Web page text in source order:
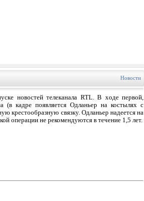
Новости
новостей телеканала RTL. В ходе первой,
(в кадре появляется Одланьер на костылях с
крестообразную связку. Одланьер надеется на
операции не рекомендуются в течение 1,5 лет.